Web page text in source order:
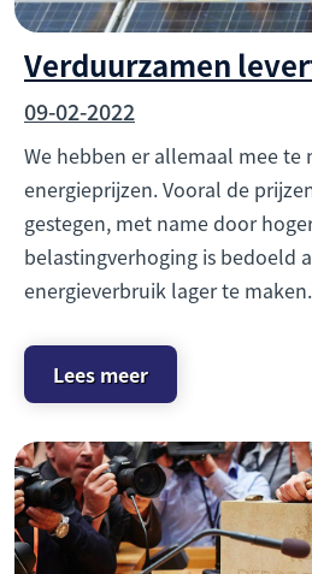
Verduurzamen
09-02-2022
We hebben er allemaal mee te
energieprijzen. Vooral de
gestegen, met name door
belastingverhoging is bedoeld
energieverbruik lager te maken.
Lees meer